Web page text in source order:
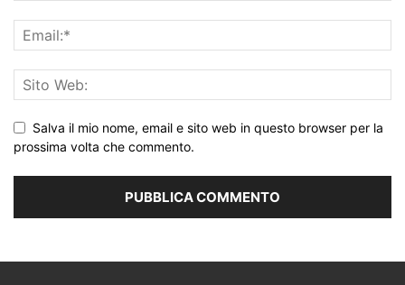
Salva il mio nome, email e sito web in questo browser per la
prossima volta che commento.